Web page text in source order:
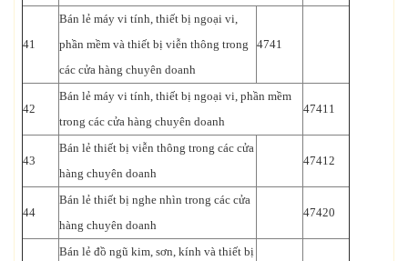
41
Bán lẻ máy vi tính, thiết bị ngoại vi,
phần mềm và thiết bị viễn thông trong
các cửa hàng chuyên doanh
4741
42
Bán lẻ máy vi tính, thiết bị ngoại vi, phần mềm
trong các cửa hàng chuyên doanh
47411
43
Bán lẻ thiết bị viễn thông trong các cửa
hàng chuyên doanh
47412
44
Bán lẻ thiết bị nghe nhìn trong các cửa
hàng chuyên doanh
47420
Bán lẻ đồ ngũ kim, sơn, kính và thiết bị